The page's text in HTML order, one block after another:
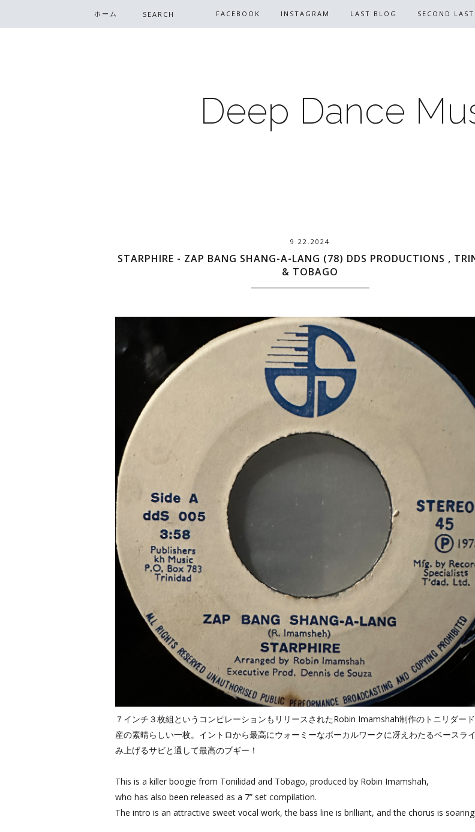
Deep Dance
ホーム FACEBOOK INSTAGRAM LAST BLOG SECOND
9.22.2024
STARPHIRE - ZAP BANG SHANG-A-LANG (78) DDS PRODUCTIONS ,
& TOBAGO
７インチ３枚組というコンピレーションもリリースされたRobin Imamshah制作のトニリダー
産の素晴らしい一枚。イントロから最高にウォーミーなボーカルワークに冴えわたるベースラ
み上げるサビと通して最高のブギー！
This is a killer boogie from Tonilidad and Tobago, produced by Robin Imamshah,
who has also been released as a 7” set compilation.
The intro is an attractive sweet vocal work, the bass line is brilliant, and the chorus is